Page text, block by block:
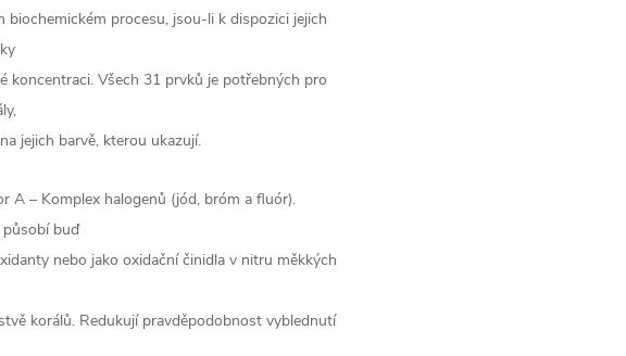
biochemickém procesu, jsou-li k dispozici jejich
koncentraci. Všech 31 prvků je potřebných pro
jejich barvě, kterou ukazují.
A – Komplex halogenů (jód, bróm a fluór).
buď
nebo jako oxidační činidla v nitru měkkých
korálů. Redukují pravděpodobnost vyblednutí